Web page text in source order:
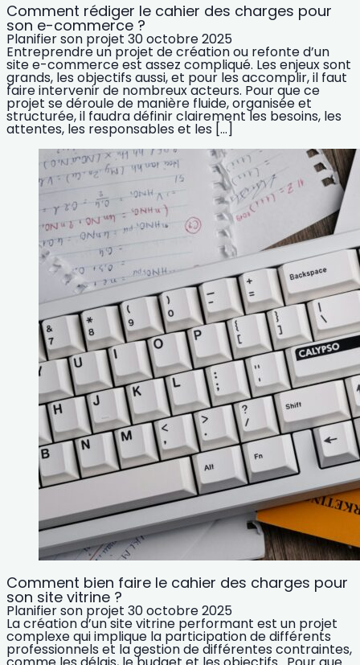
Comment rédiger le cahier des charges pour
son e-commerce ?
Planifier son projet 30 octobre 2025
Entreprendre un projet de création ou refonte d’un
site e-commerce est assez compliqué. Les enjeux sont
grands, les objectifs aussi, et pour les accomplir, il faut
faire intervenir de nombreux acteurs. Pour que ce
projet se déroule de manière fluide, organisée et
structurée, il faudra définir clairement les besoins, les
attentes, les responsables et les […]
Comment bien faire le cahier des charges pour
son site vitrine ?
Planifier son projet 30 octobre 2025
La création d’un site vitrine performant est un projet
complexe qui implique la participation de différents
professionnels et la gestion de différentes contraintes,